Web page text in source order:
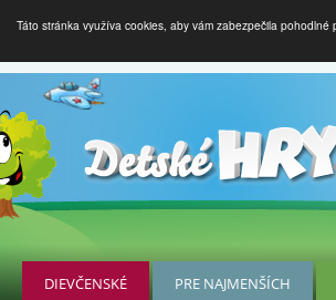
Táto stránka využíva cookies, aby vám zabezpečila pohodlné
DIEVČENSKÉ PRE NAJMENŠÍCH